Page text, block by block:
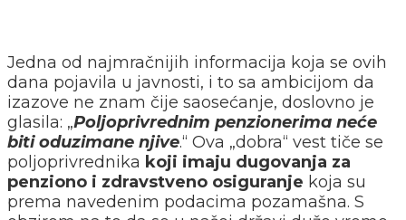
Jedna od najmračnijih informacija koja se ovih
dana pojavila u javnosti, i to sa ambicijom da
izazove ne znam čije saosećanje, doslovno je
glasila: „Poljoprivrednim penzionerima neće
biti oduzimane njive.“ Ova „dobra“ vest tiče se
poljoprivrednika koji imaju dugovanja za
penziono i zdravstveno osiguranje koja su
prema navedenim podacima pozamašna. S